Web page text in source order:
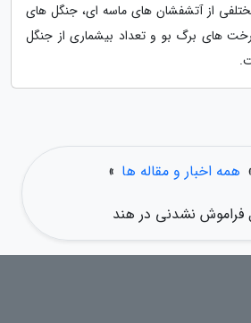
از آتشفشان های ماسه ای، جنگل های
های برگ بو و تعداد بیشماری از جنگل
همه اخبار و مقاله ها »